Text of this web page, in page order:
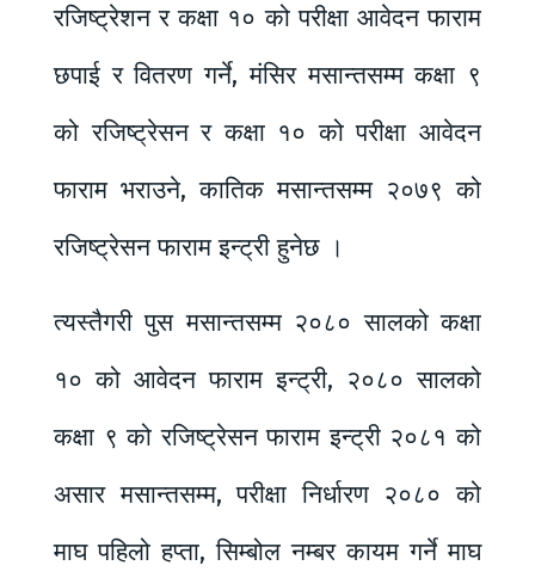
रजिष्ट्रेशन र कक्षा १० को परीक्षा आवेदन फाराम
छपाई र वितरण गर्ने, मंसिर मसान्तसम्म कक्षा ९
को रजिष्ट्रेसन र कक्षा १० को परीक्षा आवेदन
फाराम भराउने, कातिक मसान्तसम्म २०७९ को
रजिष्ट्रेसन फाराम इन्ट्री हुनेछ ।
त्यस्तैगरी पुस मसान्तसम्म २०८० सालको कक्षा
१० को आवेदन फाराम इन्ट्री, २०८० सालको
कक्षा ९ को रजिष्ट्रेसन फाराम इन्ट्री २०८१ को
असार मसान्तसम्म, परीक्षा निर्धारण २०८० को
माघ पहिलो हप्ता, सिम्बोल नम्बर कायम गर्ने माघ